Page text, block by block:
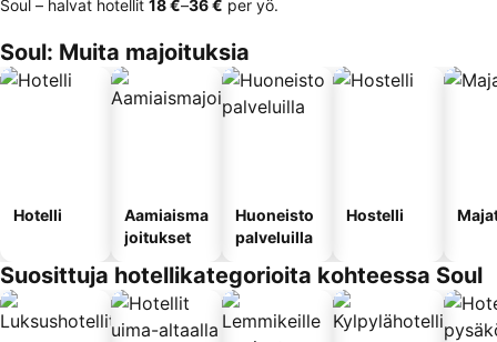
Soul – halvat hotellit ‎18 €–‎36 € per yö.
Soul: Muita majoituksia
Hotelli
Aamiaisma
joitukset
Huoneisto
palveluilla
Hostelli
Suosittuja hotellikategorioita kohteessa Soul